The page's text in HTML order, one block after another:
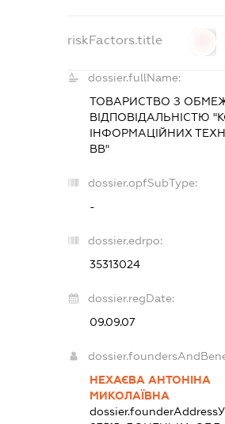
riskFactors.title
dossier.fullName:
ТОВАРИСТВО З
ВІДПОВІДАЛЬНІСТЮ
ІНФОРМАЦІЙНИХ
ВВ"
dossier.opfSubType:
-
dossier.edrpo:
35313024
dossier.regDate:
09.09.07
НЕХАЄВА АНТОНІНА
МИКОЛАЇВНА
dossier.founderAddress